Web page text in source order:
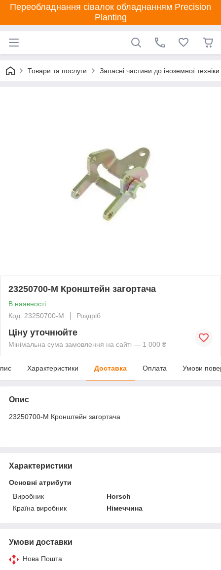
Переобладнання сівалок обладнанням Precision
Planting
Товари та послуги Запасні частини до іноземної техніки
23250700-M Кронштейн загортача
В наявності
Код: 23250700-M
Роздріб
Ціну уточнюйте
Мінімальна сума замовлення на сайті — 1 000 ₴
Характеристики Доставка Оплата Умови
Опис
23250700-M Кронштейн загортача
Характеристики
Основні атрибути
Виробник
Horsch
Країна виробник
Німеччина
Умови доставки
Нова Пошта